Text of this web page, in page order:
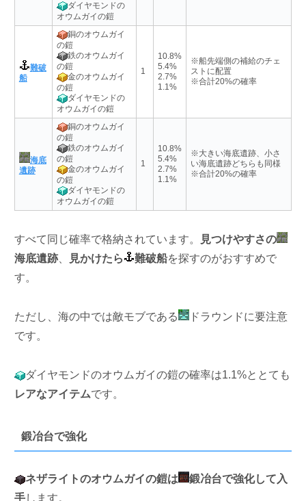
ダイヤモンドの
オウムガイの鎧
難破
船
銅のオウムガイ
の鎧
鉄のオウムガイ
の鎧
金のオウムガイ
の鎧
ダイヤモンドの
オウムガイの鎧
1
10.8%
5.4%
2.7%
1.1%
※船先端側の補給のチェ
ストに配置
※合計20%の確率
海底
遺跡
銅のオウムガイ
の鎧
鉄のオウムガイ
の鎧
金のオウムガイ
の鎧
ダイヤモンドの
オウムガイの鎧
1
10.8%
5.4%
2.7%
1.1%
※大きい海底遺跡、小さ
い海底遺跡どちらも同様
※合計20%の確率
すべて同じ確率で格納されています。
見つけやすさの
海底遺跡
見かけたら 難破船を探すのがおすすめで
す。
ただし、海の中では敵モブである
ドラウンドに要注意
です。
ダイヤモンドのオウムガイの鎧の確率は1.1%ととても
レアなアイテムです。
鍛冶台で強化
ネザライトのオウムガイの鎧は
鍛冶台で強化して入
手します。